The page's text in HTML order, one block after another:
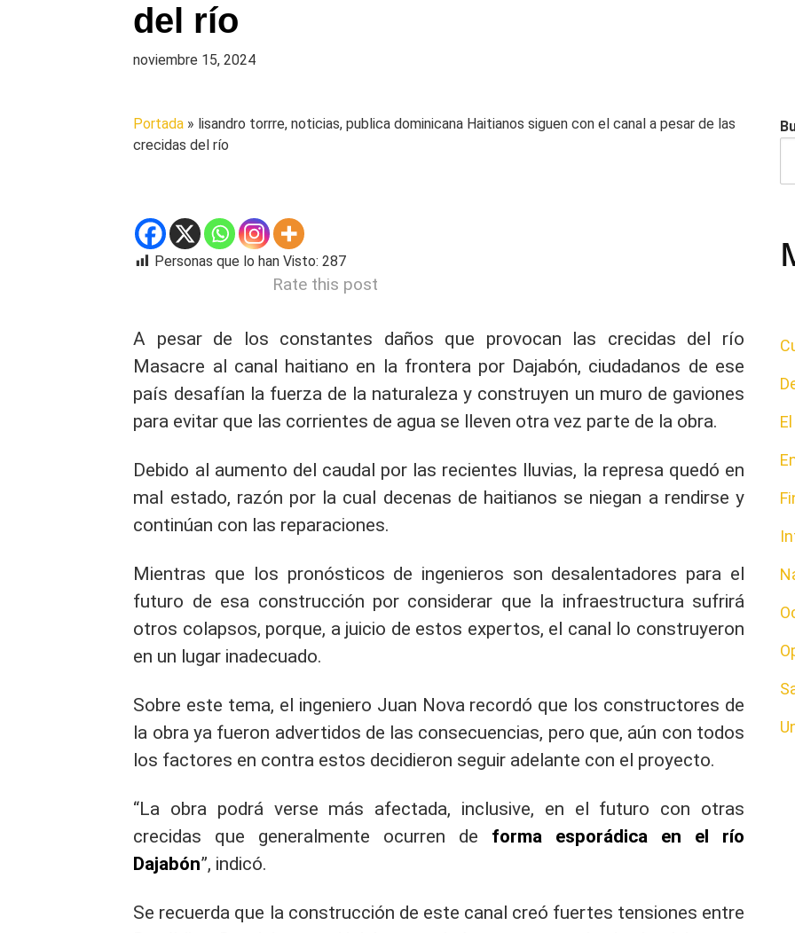
del río
noviembre 15, 2024
Portada » lisandro torrre, noticias, publica dominicana Haitianos siguen con el canal a pesar de las
crecidas del río
Personas que lo han Visto: 287
Rate this post
A pesar de los constantes daños que provocan las crecidas del río
Masacre al canal haitiano en la frontera por Dajabón, ciudadanos de ese
país desafían la fuerza de la naturaleza y construyen un muro de gaviones
para evitar que las corrientes de agua se lleven otra vez parte de la obra.
Debido al aumento del caudal por las recientes lluvias, la represa quedó en
mal estado, razón por la cual decenas de haitianos se niegan a rendirse y
continúan con las reparaciones.
Mientras que los pronósticos de ingenieros son desalentadores para el
futuro de esa construcción por considerar que la infraestructura sufrirá
otros colapsos, porque, a juicio de estos expertos, el canal lo construyeron
en un lugar inadecuado.
Sobre este tema, el ingeniero Juan Nova recordó que los constructores de
la obra ya fueron advertidos de las consecuencias, pero que, aún con todos
los factores en contra estos decidieron seguir adelante con el proyecto.
“La obra podrá verse más afectada, inclusive, en el futuro con otras
crecidas que generalmente ocurren de forma esporádica en el río
Dajabón”, indicó.
Se recuerda que la construcción de este canal creó fuertes tensiones entre